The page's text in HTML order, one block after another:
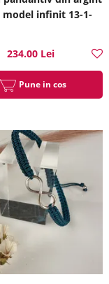
model infinit 13-1-
234.00 Lei
Pune in cos